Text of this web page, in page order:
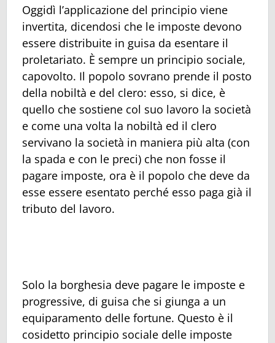
Oggidì l’applicazione del principio viene
invertita, dicendosi che le imposte devono
essere distribuite in guisa da esentare il
proletariato. È sempre un principio sociale,
capovolto. Il popolo sovrano prende il posto
della nobiltà e del clero: esso, si dice, è
quello che sostiene col suo lavoro la società
e come una volta la nobiltà ed il clero
servivano la società in maniera più alta (con
la spada e con le preci) che non fosse il
pagare imposte, ora è il popolo che deve da
esse essere esentato perché esso paga già il
tributo del lavoro.
Solo la borghesia deve pagare le imposte e
progressive, di guisa che si giunga a un
equiparamento delle fortune. Questo è il
cosidetto principio sociale delle imposte